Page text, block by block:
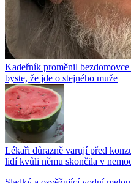
Kadeřník proměnil
byste, že jde o stejného muže
Lékaři důrazně varují před
lidí kvůli němu skončila v